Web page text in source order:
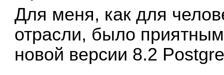
Для меня, как для
отрасли, было
новой версии 8.2